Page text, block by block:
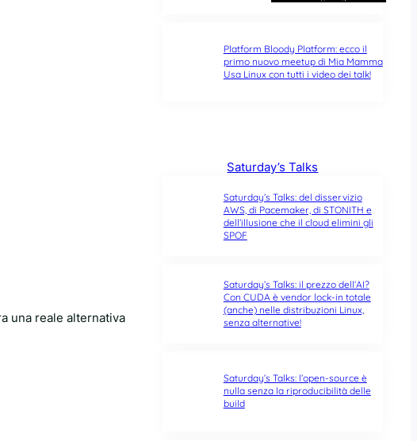
una reale alternativa
Platform Bloody Platform: ecco il
primo nuovo meetup di Mia Mamma
Usa Linux con tutti i video dei talk!
Saturday’s Talks
Saturday’s Talks: del disservizio
AWS, di Pacemaker, di STONITH e
dell’illusione che il cloud elimini gli
SPOF
Saturday’s Talks: il prezzo dell’AI?
Con CUDA è vendor lock-in totale
(anche) nelle distribuzioni Linux,
senza alternative!
Saturday’s Talks: l’open-source è
nulla senza la riproducibilità delle
build